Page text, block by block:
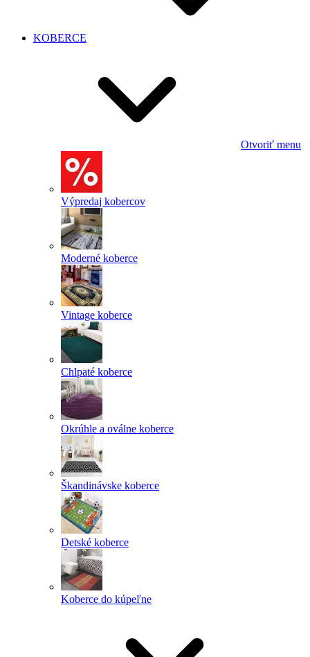
KOBERCE
Otvoriť menu
Výpredaj kobercov
Moderné koberce
Vintage koberce
Chlpaté koberce
Okrúhle a oválne koberce
Škandinávske koberce
Detské koberce
Koberce do kúpeľne